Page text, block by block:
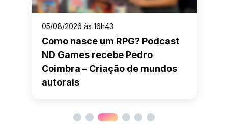
05/08/2026 às 16h43
Como nasce um RPG? Podcast
ND Games recebe Pedro
Coimbra – Criação de mundos
autorais